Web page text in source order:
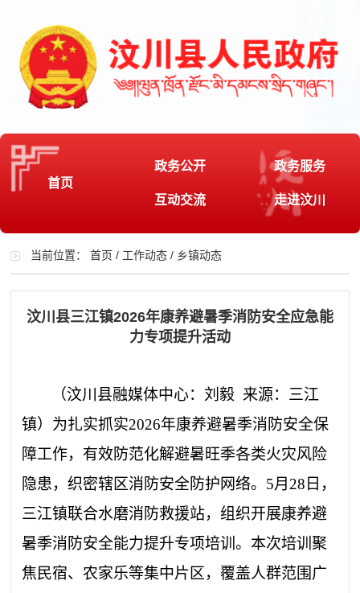
首页
政务公开 政务服务
互动交流 走进汶川
当前位置：首页 / 工作动态 / 乡镇动态
汶川县三江镇2026年康养避暑季消防安全应急能
力专项提升活动
​（汶川县融媒体中心：刘毅 来源：三江
镇）为扎实抓实2026年康养避暑季消防安全保
障工作，有效防范化解避暑旺季各类火灾风险
隐患，织密辖区消防安全防护网络。5月28日，
三江镇联合水磨消防救援站，组织开展康养避
暑季消防安全能力提升专项培训。本次培训聚
焦民宿、 农家乐等集中片区，覆盖人群范围广